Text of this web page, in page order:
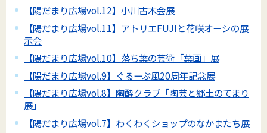
【陽だまり広場vol.12】小川古木会展
【陽だまり広場vol.11】アトリエFUJIと花咲オーシの展
示会
【陽だまり広場vol.10】落ち葉の芸術「葉画」展
【陽だまり広場vol.9】ぐるーぷ風20周年記念展
【陽だまり広場vol.8】陶酔クラブ「陶芸と郷土のてまり
展」
【陽だまり広場vol.7】わくわくショップのなかまたち展